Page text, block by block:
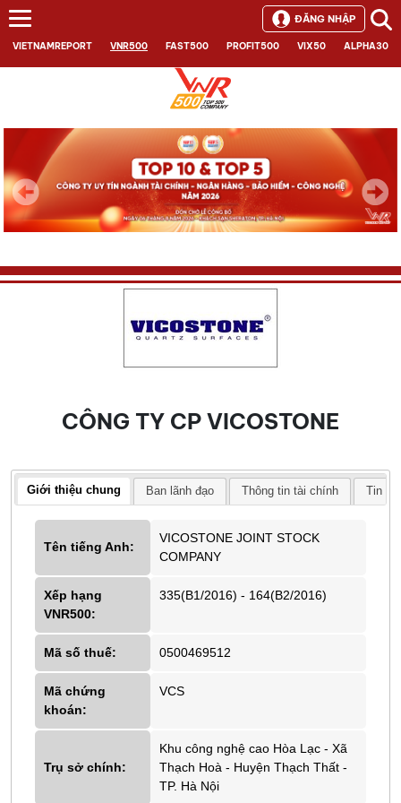
VIETNAMREPORT VNR500 FAST500 PROFIT500 VIX50 ALPHA30
ĐĂNG NHẬP
Next
CÔNG TY CP VICOSTONE
Giới thiệu chung Ban lãnh đạo Thông tin tài chính Tin
Tên tiếng Anh:
VICOSTONE JOINT STOCK
COMPANY
Xếp hạng
VNR500:
335(B1/2016) - 164(B2/2016)
Mã số thuế: 0500469512
Mã chứng
khoán:
VCS
Trụ sở chính:
Khu công nghệ cao Hòa Lạc - Xã
Thạch Hoà - Huyện Thạch Thất -
TP. Hà Nội